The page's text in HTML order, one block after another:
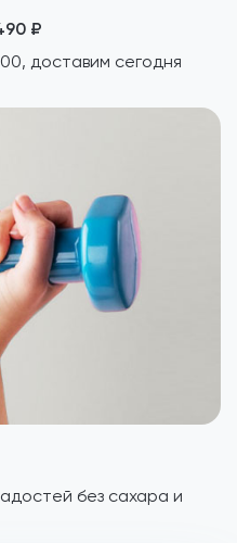
₽
доставим сегодня
без сахара и